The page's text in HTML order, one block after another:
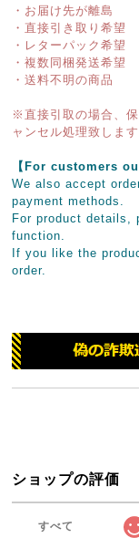
・お届け先が離島
・直接引き取り希望
・レターパック希望
・複数同梱発送希望
・送料不明の商品
※直接引取の場合、
ャンセル処理致します
【For customers
We also accept
payment methods.
For product details,
function.
If you like the
order.
ショップの評価
すべて